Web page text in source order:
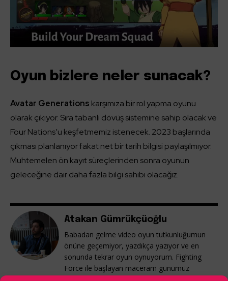
Oyun bizlere neler sunacak?
Avatar Generations karşımıza bir rol yapma oyunu
olarak çıkıyor. Sıra tabanlı dövüş sistemine sahip olacak ve
Four Nations’u keşfetmemiz istenecek. 2023 başlarında
çıkması planlanıyor fakat net bir tarih bilgisi paylaşılmıyor.
Muhtemelen ön kayıt süreçlerinden sonra oyunun
geleceğine dair daha fazla bilgi sahibi olacağız.
Atakan Gümrükçüoğlu
Babadan gelme video oyun tutkunluğumun
önüne geçemiyor, yazdıkça yazıyor ve en
sonunda tekrar oyun oynuyorum. Fighting
Force ile başlayan maceram günümüz